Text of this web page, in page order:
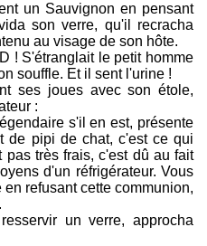
un Sauvignon en pensant
son verre, qu'il recracha
au visage de son hôte.
! S'étranglait le petit homme
souffle. Et il sent l'urine !
ses joues avec son étole,
:
s'il en est, présente
de pipi de chat, c'est ce qui
très frais, c'est dû au fait
d'un réfrigérateur. Vous
refusant cette communion,
un verre, approcha